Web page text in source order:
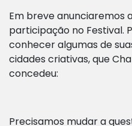
Em breve anunciaremos
participação no Festival.
conhecer algumas de
cidades criativas, que
concedeu:
Precisamos mudar a